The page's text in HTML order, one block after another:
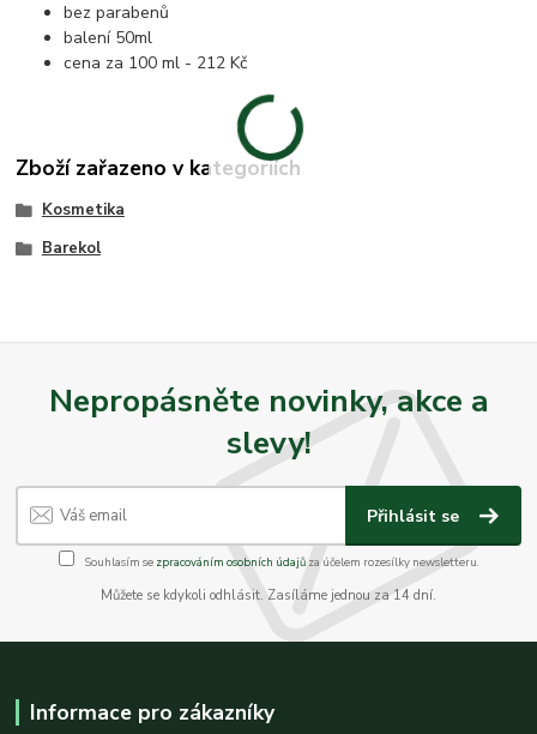
bez parabenů
balení 50ml
cena za 100 ml - 212 Kč
Zboží zařazeno v kategoriích
Kosmetika
Barekol
Nepropásněte novinky, akce a
slevy!
Přihlásit se
Souhlasím se zpracováním osobních údajůza účelem rozesílky newsletteru.
Můžete se kdykoli odhlásit. Zasíláme jednou za 14 dní.
Informace pro zákazníky